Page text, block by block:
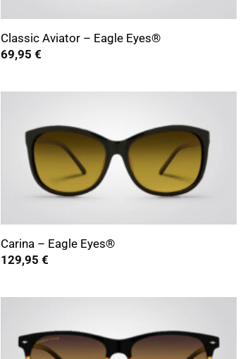
Classic Aviator – Eagle Eyes®
69,95 €
Carina – Eagle Eyes®
129,95 €